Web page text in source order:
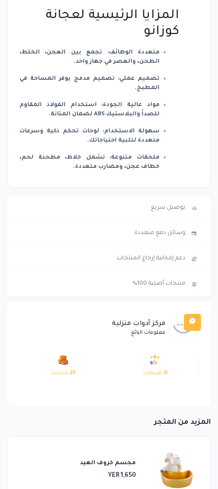
المزايا الرئيسية لعجانة
كوزانو
متعددة الوظائف: تجمع بين العجن، الخلط،
الطحن، والعصر في جهاز واحد.
تصميم عملي: تصميم مدمج يوفر المساحة في
المطبخ.
مواد عالية الجودة: استخدام الفولاذ المقاوم
للصدأ والبلاستيك ABS لضمان المتانة.
سهولة الاستخدام: لوحات تحكم ذكية وسرعات
متعددة لتلبية احتياجاتك.
ملحقات متنوعة: تشمل خلاط، مطحنة لحم،
خطاف عجن، ومضارب متعددة.
توصيل سريع
وسائل دفع متعددة
دعم إمكانية إرجاع المنتجات
منتجات أصلية 100%
مركز أدوات منزلية
معلومات البائع
0 تقييمات 25 منتجات
المزيد من المتجر
مجسم خروف العيد
YER 1,650